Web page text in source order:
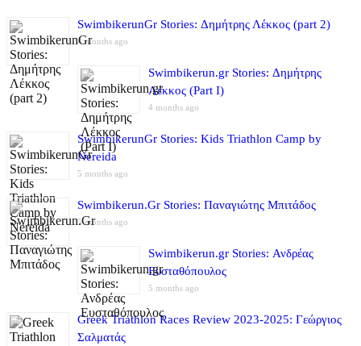
SwimbikerunGr Stories: Δημήτρης Λέκκος (part 2)
4 months ago
Swimbikerun.gr Stories: Δημήτρης
Λέκκος (Part I)
4 months ago
SwimbikerunGr Stories: Kids Triathlon Camp by
Nereida
5 months ago
Swimbikerun.Gr Stories: Παναγιώτης Μπιτάδος
5 months ago
Swimbikerun.gr Stories: Ανδρέας
Ευσταθόπουλος
5 months ago
Greek Triathlon Races Review 2023-2025: Γεώργιος
Σαλματάς